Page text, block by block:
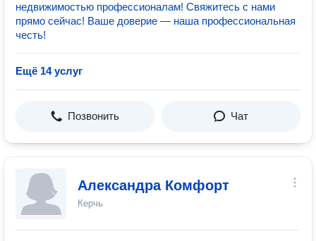
недвижимостью профессионалам! Свяжитесь с нами
прямо сейчас! Ваше доверие — наша профессиональная
честь!
Ещё 14 услуг
Позвонить Чат
Александра Комфорт
Керчь